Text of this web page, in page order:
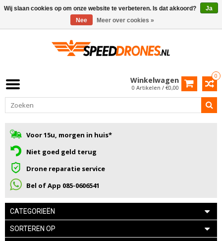
0
Winkelwagen
0 Artikelen / €0,00
Voor 15u, morgen in huis*
Niet goed geld terug
Drone reparatie service
Bel of App 085-0606541
CATEGORIEËN
SORTEREN OP
Wij slaan cookies op om onze website te verbeteren. Is dat akkoord?
Ja
Nee
Meer over cookies »